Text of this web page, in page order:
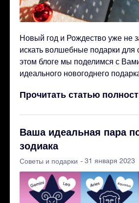
Новый год и Рождество уже не
искать волшебные подарки для
этом блоге мы поделимся с
идеального новогоднего
Прочитать статью
Ваша идеальная пара
зодиака
Советы и подарки - 31 января 2023